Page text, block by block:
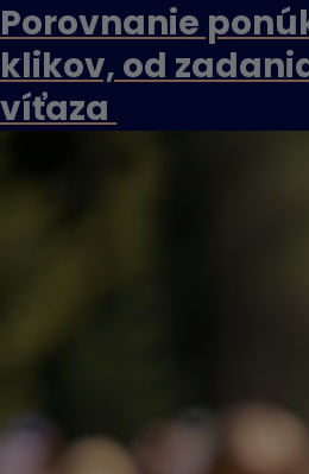
Porovnanie
klikov, od
víťaza